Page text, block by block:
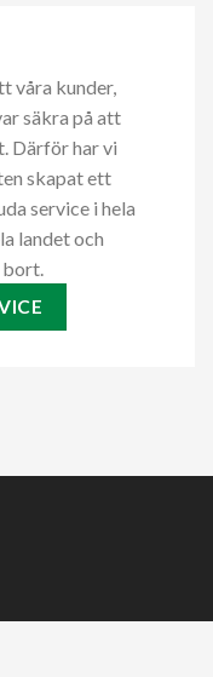
våra kunder,
säkra på att
Därför har vi
skapat ett
service i hela
landet och
bort.